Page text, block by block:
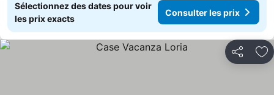
Sélectionnez des dates pour voir
les prix exacts
Consulter les prix
Partager